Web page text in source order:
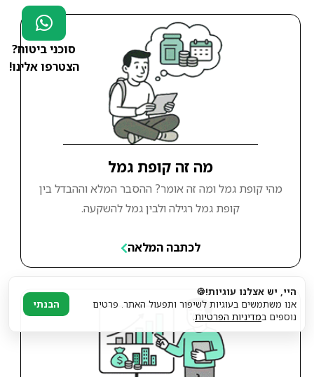
מה זה קופת גמל
מהי קופת גמל ומה זה אומר? ההסבר המלא וההבדל בין
קופת גמל רגילה ולבין גמל להשקעה.
לכתבה המלאה
סוכני ביטוח?
הצטרפו אלינו!
היי, יש אצלנו עוגיות!🍪
אנו משתמשים בעוגיות לשיפור ותפעול האתר. פרטים
נוספים במדיניות הפרטיות.
הבנתי